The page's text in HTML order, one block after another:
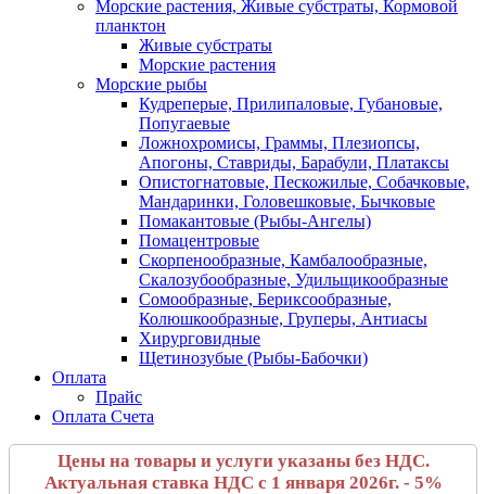
Морские растения, Живые субстраты, Кормовой
планктон
Живые субстраты
Морские растения
Морские рыбы
Кудреперые, Прилипаловые, Губановые,
Попугаевые
Ложнохромисы, Граммы, Плезиопсы,
Апогоны, Ставриды, Барабули, Платаксы
Опистогнатовые, Пескожилые, Собачковые,
Мандаринки, Головешковые, Бычковые
Помакантовые (Рыбы-Ангелы)
Помацентровые
Скорпенообразные, Камбалообразные,
Скалозубообразные, Удильщикообразные
Сомообразные, Бериксообразные,
Колюшкообразные, Груперы, Антиасы
Хирурговидные
Щетинозубые (Рыбы-Бабочки)
Оплата
Прайс
Оплата Счета
Цены на товары и услуги указаны без НДС.
Актуальная ставка НДС с 1 января 2026г. - 5%